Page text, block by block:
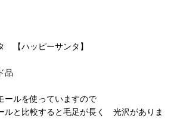
【ハッピーサンタ】
品
ールを使っていますので
すると毛足が長く 光沢がありま